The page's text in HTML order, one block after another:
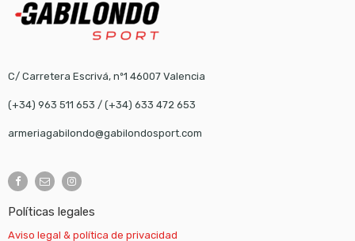
C/ Carretera Escrivá, nº1 46007 Valencia
(+34) 963 511 653 / (+34) 633 472 653
armeriagabilondo@gabilondosport.com
Políticas legales
Aviso legal & política de privacidad